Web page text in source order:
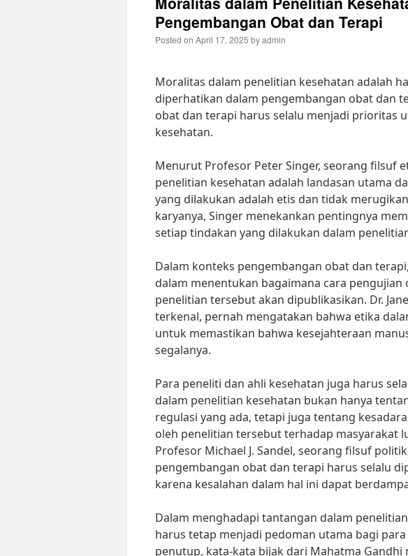
Pengembangan Obat dan Terapi
Posted on April 17, 2025 byadmin
Moralitas dalam penelitian kesehatan adalah
diperhatikan dalam pengembangan obat dan
obat dan terapi harus selalu menjadi prioritas
kesehatan.
Menurut Profesor Peter Singer, seorang filsuf
penelitian kesehatan adalah landasan utama
yang dilakukan adalah etis dan tidak
karyanya, Singer menekankan pentingnya
setiap tindakan yang dilakukan dalam
Dalam konteks pengembangan obat dan
dalam menentukan bagaimana cara
penelitian tersebut akan dipublikasikan. Dr.
terkenal, pernah mengatakan bahwa etika
untuk memastikan bahwa kesejahteraan
segalanya.
Para peneliti dan ahli kesehatan juga harus
dalam penelitian kesehatan bukan hanya
regulasi yang ada, tetapi juga tentang
oleh penelitian tersebut terhadap masyarakat
Profesor Michael J. Sandel, seorang filsuf
pengembangan obat dan terapi harus selalu
karena kesalahan dalam hal ini dapat
Dalam menghadapi tantangan dalam
harus tetap menjadi pedoman utama bagi
penutup, kata-kata bijak dari Mahatma